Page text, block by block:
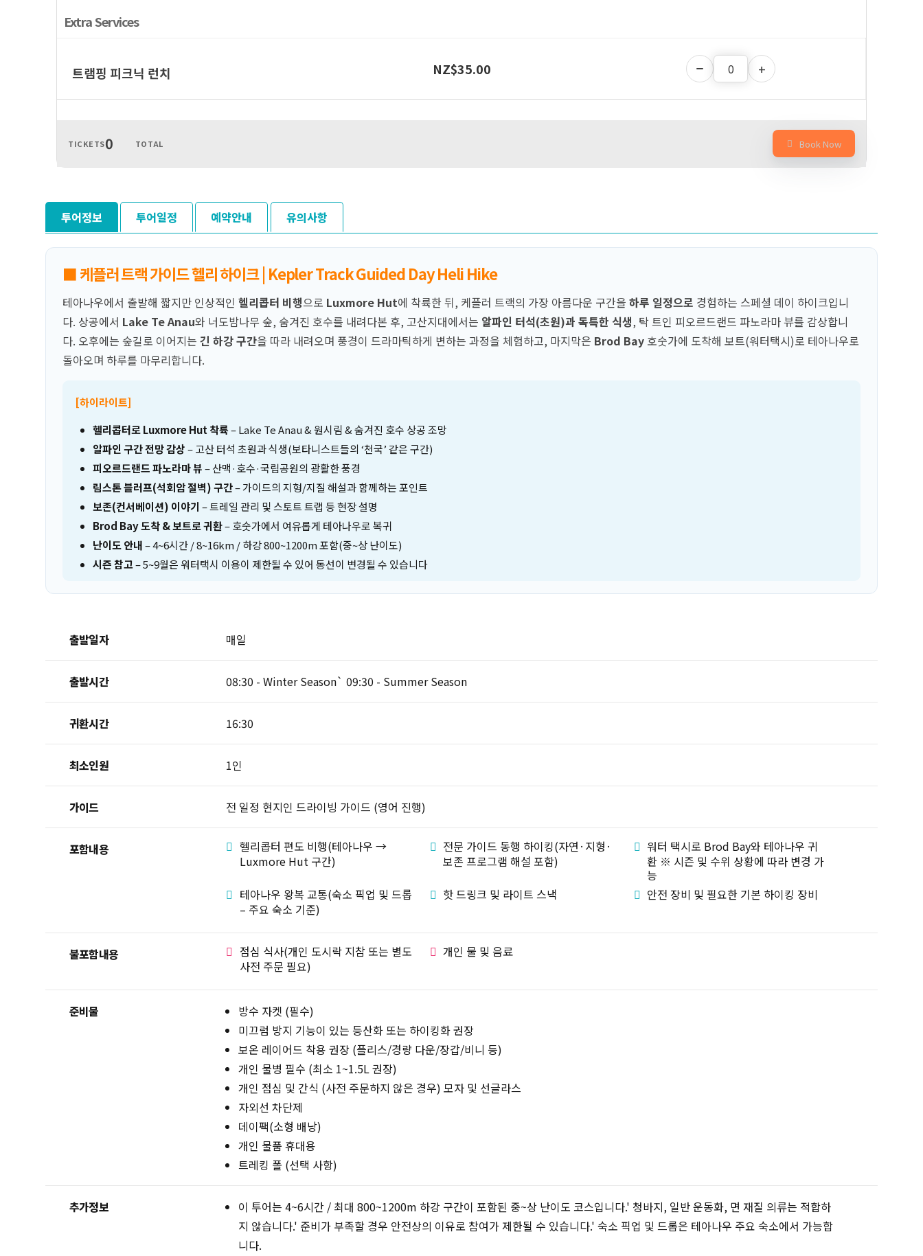
Extra Services
트램핑 피크닉 런치 NZ$35.00
TICKETS0 TOTAL Book Now
투어정보 투어일정 예약안내 유의사항
■ 케플러 트랙 가이드 헬리 하이크 | Kepler Track Guided Day Heli Hike
테아나우에서 출발해 짧지만 인상적인 헬리콥터 비행으로 Luxmore Hut에 착륙한 뒤, 케플러 트랙의 가장 아름다운 구간을 하루 일정으로 경험하는 스페셜 데이 하이크입니
다. 상공에서 Lake Te Anau와 너도밤나무 숲, 숨겨진 호수를 내려다본 후, 고산지대에서는 알파인 터석(초원)과 독특한 식생, 탁 트인 피오르드랜드 파노라마 뷰를 감상합니
다. 오후에는 숲길로 이어지는 긴 하강 구간을 따라 내려오며 풍경이 드라마틱하게 변하는 과정을 체험하고, 마지막은 Brod Bay 호숫가에 도착해 보트(워터택시)로 테아나우로
돌아오며 하루를 마무리합니다.
[하이라이트]
헬리콥터로 Luxmore Hut 착륙– Lake Te Anau & 원시림 & 숨겨진 호수 상공 조망
알파인 구간 전망 감상– 고산 터석 초원과 식생(보타니스트들의 ‘천국’ 같은 구간)
피오르드랜드 파노라마 뷰– 산맥·호수·국립공원의 광활한 풍경
림스톤 블러프(석회암 절벽) 구간– 가이드의 지형/지질 해설과 함께하는 포인트
보존(컨서베이션) 이야기 – 트레일 관리 및 스토트 트랩 등 현장 설명
Brod Bay 도착 & 보트로 귀환– 호숫가에서 여유롭게 테아나우로 복귀
난이도 안내– 4~6시간 / 8~16km / 하강 800~1200m 포함(중~상 난이도)
시즌 참고– 5~9월은 워터택시 이용이 제한될 수 있어 동선이 변경될 수 있습니다
출발일자 매일
출발시간 08:30 - Winter Season` 09:30 - Summer Season
귀환시간 16:30
최소인원 1인
가이드 전 일정 현지인 드라이빙 가이드 (영어 진행)
포함내용
헬리콥터 편도 비행(테아나우 →
Luxmore Hut 구간)
전문 가이드 동행 하이킹(자연·지형·
보존 프로그램 해설 포함)
워터 택시로 Brod Bay와 테아나우 귀
환 ※ 시즌 및 수위 상황에 따라 변경 가
능
테아나우 왕복 교통(숙소 픽업 및 드롭
– 주요 숙소 기준)
핫 드링크 및 라이트 스낵 안전 장비 및 필요한 기본 하이킹 장비
불포함내용
점심 식사(개인 도시락 지참 또는 별도
사전 주문 필요)
개인 물 및 음료
준비물
방수 자켓 (필수)
미끄럼 방지 기능이 있는 등산화 또는 하이킹화 권장
보온 레이어드 착용 권장 (플리스/경량 다운/장갑/비니 등)
개인 물병 필수 (최소 1~1.5L 권장)
개인 점심 및 간식 (사전 주문하지 않은 경우) 모자 및 선글라스
자외선 차단제
데이팩(소형 배낭)
개인 물품 휴대용
트레킹 폴 (선택 사항)
추가정보
이 투어는 4~6시간 / 최대 800~1200m 하강 구간이 포함된 중~상 난이도 코스입니다.' 청바지, 일반 운동화, 면 재질 의류는 적합하
지 않습니다.' 준비가 부족할 경우 안전상의 이유로 참여가 제한될 수 있습니다.' 숙소 픽업 및 드롭은 테아나우 주요 숙소에서 가능합
니다.
복사하기